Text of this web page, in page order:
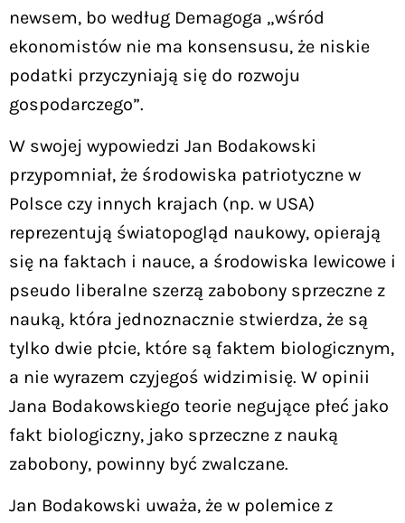
newsem, bo według Demagoga „wśród
ekonomistów nie ma konsensusu, że niskie
podatki przyczyniają się do rozwoju
gospodarczego”.
W swojej wypowiedzi Jan Bodakowski
przypomniał, że środowiska patriotyczne w
Polsce czy innych krajach (np. w USA)
reprezentują światopogląd naukowy, opierają
się na faktach i nauce, a środowiska lewicowe i
pseudo liberalne szerzą zabobony sprzeczne z
nauką, która jednoznacznie stwierdza, że są
tylko dwie płcie, które są faktem biologicznym,
a nie wyrazem czyjegoś widzimisię. W opinii
Jana Bodakowskiego teorie negujące płeć jako
fakt biologiczny, jako sprzeczne z nauką
zabobony, powinny być zwalczane.
Jan Bodakowski uważa, że w polemice z